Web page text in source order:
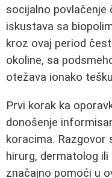
socijalno
iskustava sa
kroz ovaj period
okoline, sa
otežava ionako
Prvi korak ka
donošenje
koracima. Razgovor
hirurg, dermatolog
značajno pomoći u